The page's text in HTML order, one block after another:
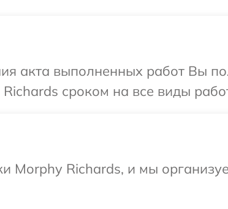
акта выполненных работ Вы
сроком на все виды
Richards, и мы